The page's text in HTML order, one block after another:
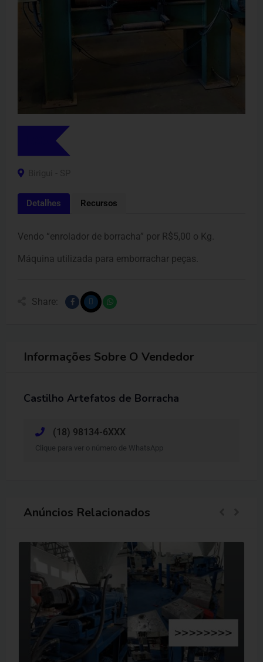
Detalhes Recursos
Vendo “enrolador de borracha” por R$5,00 o Kg.
Máquina utilizada para emborrachar peças.
Share:
Informações Sobre O Vendedor
Castilho Artefatos de Borracha
(18) 98134-6XXX
Clique para ver o número de WhatsApp
Anúncios Relacionados